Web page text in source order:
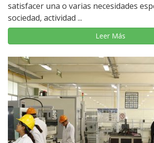
satisfacer una o varias necesidades
sociedad, actividad ...
Leer Más